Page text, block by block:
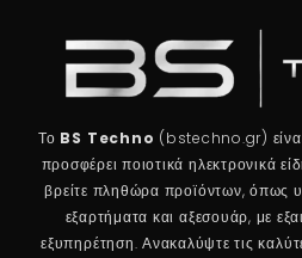
Το BS Techno (bstechno.gr)
προσφέρει ποιοτικά ηλεκτρονικά
βρείτε πληθώρα προϊόντων, όπως
εξαρτήματα και αξεσουάρ, με
εξυπηρέτηση. Ανακαλύψτε τις